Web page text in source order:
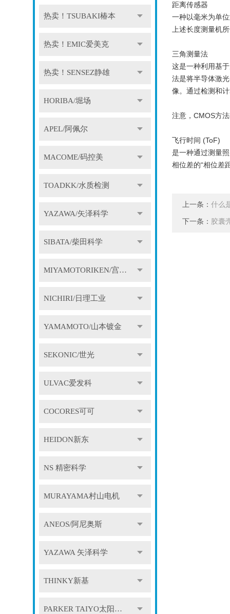
热卖！TSUBAKI椿本
热卖！EMIC爱美克
热卖！SENSEZ静雄
HORIBA/堀场
APEL/阿佩尔
MACOME/码控美
TOADKK/水质检测
YAZAWA/矢泽科学
SIBATA/柴田科学
MIYAMOTORIKEN/宫本理研
NICHIRI/日理工业
YAMAMOTO/山本镀金
SEKONIC/世光
ULVAC爱发科
COCORES可可
HEIDON新东
NS 精密科学
MURAYAMA村山电机
ANEOS/阿尼奥斯
YAZAWA 矢泽科学
THINKY新基
PARKER TAIYO太阳铁工
距离传感器
一种以毫米为单
上述长度测量机
三角测量法
这是一种利用基
法是将半导体激
像。通过检测和
注意，CMOS方
飞行时间 (ToF)
是一种通过测量
相位差的“相位差
上一条： 什么
下一条： 胶囊